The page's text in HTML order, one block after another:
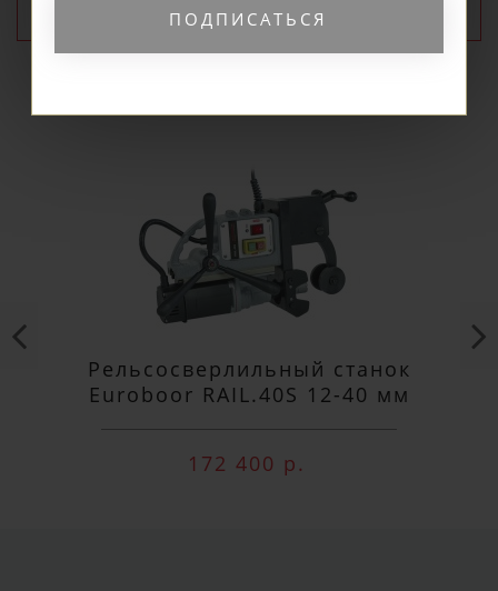
ПОДПИСАТЬСЯ
ПОПУЛЯРНЫЕ
Рельсосверлильный станок
Euroboor RAIL.40S 12-40 мм
172 400 р.